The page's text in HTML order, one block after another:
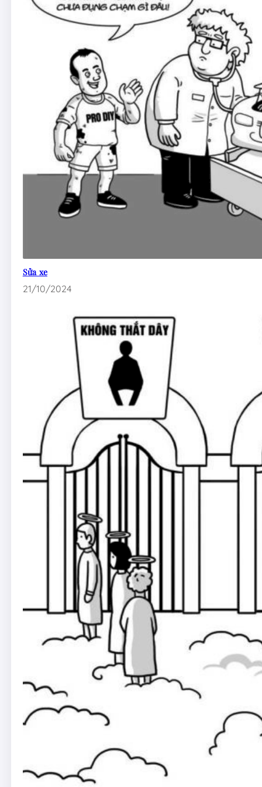
Sửa xe
21/10/2024